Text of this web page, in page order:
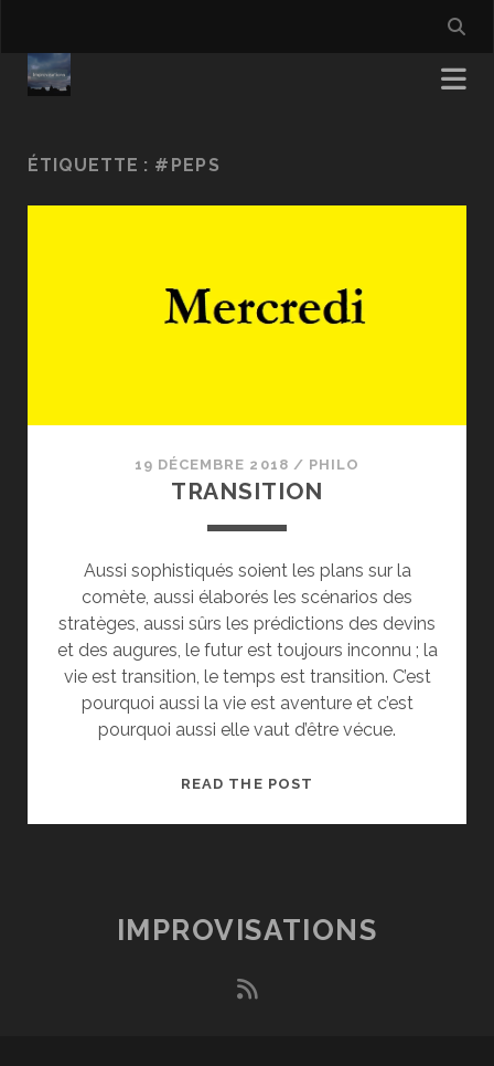
ÉTIQUETTE : #PEPS
19 DÉCEMBRE 2018 / PHILO
TRANSITION
Aussi sophistiqués soient les plans sur la
comète, aussi élaborés les scénarios des
stratèges, aussi sûrs les prédictions des devins
et des augures, le futur est toujours inconnu ; la
vie est transition, le temps est transition. C’est
pourquoi aussi la vie est aventure et c’est
pourquoi aussi elle vaut d’être vécue.
READ THE POST
IMPROVISATIONS
rss